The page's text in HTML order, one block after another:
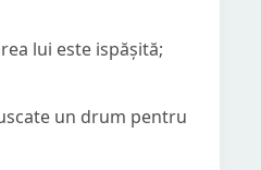
lui este ispășită;
un drum pentru